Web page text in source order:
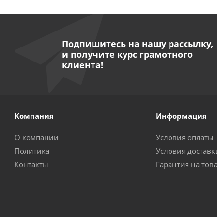
Подпишитесь на нашу рассылку,
и получите курс грамотного
клиента!
Компания
О компании
Политика
Контакты
Информация
Условия оплаты
Условия
Гарантия на